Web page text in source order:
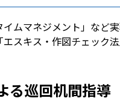
イムマネジメント」な
スキス・作図チェック
る巡回机間指導